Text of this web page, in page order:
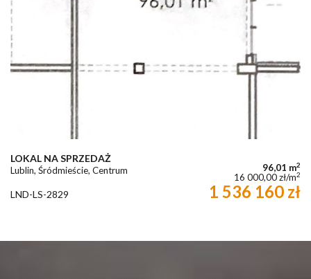
LOKAL NA SPRZEDAŻ
Lublin, Śródmieście, Centrum 96,01 m2
16 000,00 zł/m2
LND-LS-2829 1 536 160 zł